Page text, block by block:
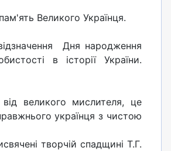
Великого Українця.
Дня народження
в історії України.
великого мислителя, це
українця з чистою
творчій спадщині Т.Г.